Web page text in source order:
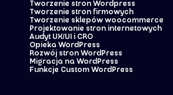
Tworzenie stron Wordpress
Tworzenie stron firmowych
Tworzenie sklepów woocommerce
Projektowanie stron internetowych
Audyt UX/UI i CRO
Opieka WordPress
Rozwój stron WordPress
Migracja na WordPress
Funkcje Custom WordPress